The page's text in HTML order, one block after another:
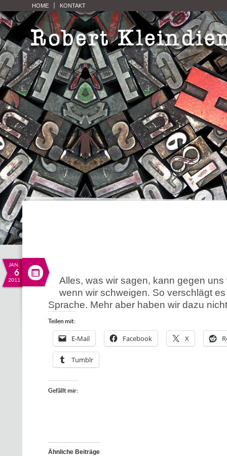
HOME KONTAKT
JAN.
6
2011
Alles, was wir sagen, kann gegen
wenn wir schweigen. So verschlägt
Sprache. Mehr aber haben wir dazu
Teilen mit:
E-Mail Facebook X
Tumblr
Gefällt mir:
Ähnliche Beiträge